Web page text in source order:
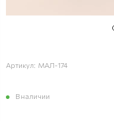
Артикул: МАЛ-174
В наличии